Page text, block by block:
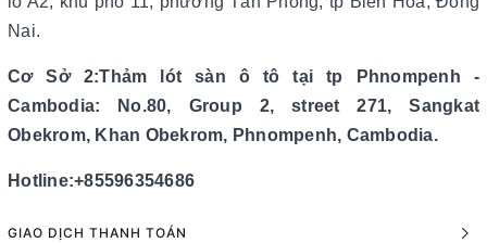
Nai.
Cơ Sở 2:Thảm lót sàn ô tô tại tp Phnompenh -
Cambodia: No.80, Group 2, street 271, Sangkat
Obekrom, Khan Obekrom, Phnompenh, Cambodia.
Hotline:+85596354686
GIAO DỊCH THANH TOÁN